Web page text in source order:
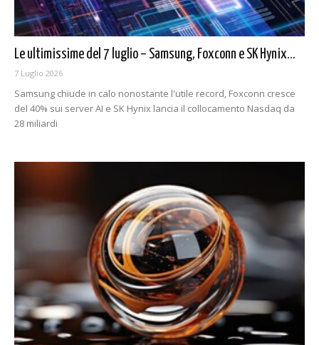
Le ultimissime del 7 luglio – Samsung, Foxconn e SK Hynix...
7 Luglio 2026
Samsung chiude in calo nonostante l'utile record, Foxconn cresce
del 40% sui server AI e SK Hynix lancia il collocamento Nasdaq da
28 miliardi